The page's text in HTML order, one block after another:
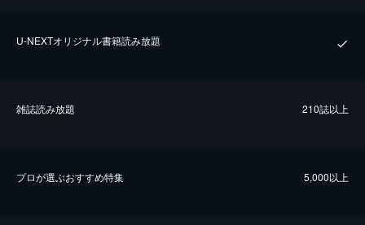
U-NEXTオリジナル書籍読み放題
雑誌読み放題 210誌以上
プロが選ぶおすすめ特集 5,000以上